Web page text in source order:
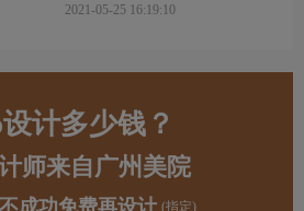
2021-05-25 16:19:10
计多少钱？
师来自广州美院
成功免费再设计 (指定)